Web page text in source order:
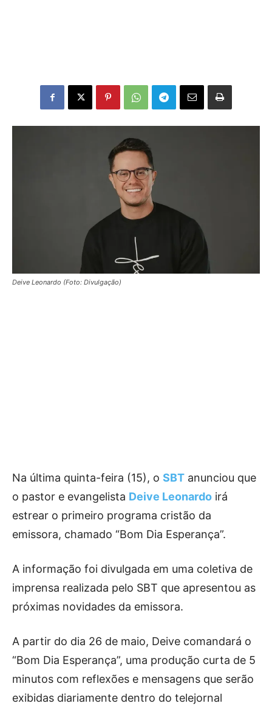
Deive Leonardo (Foto: Divulgação)
Na última quinta-feira (15), o SBT anunciou que
o pastor e evangelista Deive Leonardo irá
estrear o primeiro programa cristão da
emissora, chamado “Bom Dia Esperança”.
A informação foi divulgada em uma coletiva de
imprensa realizada pelo SBT que apresentou as
próximas novidades da emissora.
A partir do dia 26 de maio, Deive comandará o
“Bom Dia Esperança”, uma produção curta de 5
minutos com reflexões e mensagens que serão
exibidas diariamente dentro do telejornal